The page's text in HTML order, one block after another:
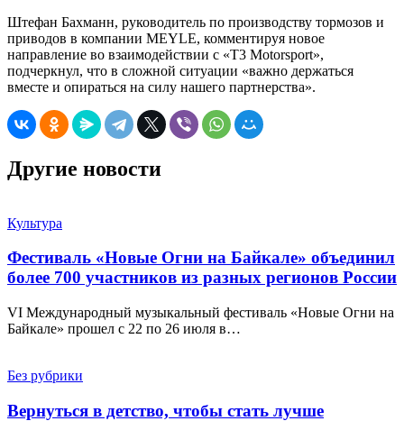
Штефан Бахманн, руководитель по производству тормозов и
приводов в компании MEYLE, комментируя новое
направление во взаимодействии с «T3 Motorsport»,
подчеркнул, что в сложной ситуации «важно держаться
вместе и опираться на силу нашего партнерства».
Другие новости
Культура
Фестиваль «Новые Огни на Байкале» объединил
более 700 участников из разных регионов России
VI Международный музыкальный фестиваль «Новые Огни на
Байкале» прошел с 22 по 26 июля в…
Без рубрики
Вернуться в детство, чтобы стать лучше